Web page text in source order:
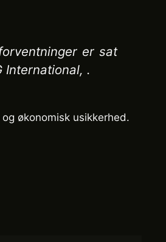
er sat
International, .
økonomisk usikkerhed.